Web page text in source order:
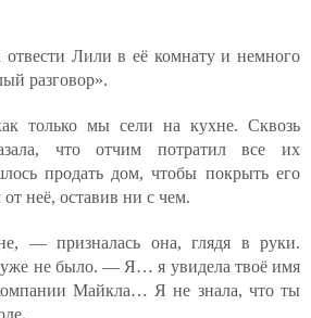
Лили в её комнату и немного
разговор».
только мы сели на кухне. Сквозь
что отчим потратил все их
продать дом, чтобы покрыть его
неё, оставив ни с чем.
— призналась она, глядя в руки.
уже не было. — Я… я увидела твоё имя
Майкла… Я не знала, что ты